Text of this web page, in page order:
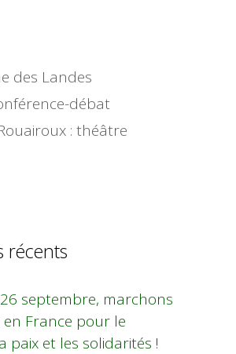
des Landes
débat
: théâtre
récents
septembre, marchons
France pour le
paix et les solidarités !